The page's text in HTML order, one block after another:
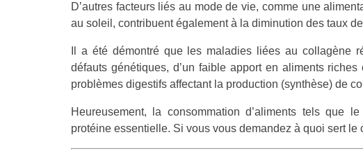
D’autres facteurs liés au mode de vie, comme une
au soleil, contribuent également à la diminution des taux
Il a été démontré que les maladies liées au collagène
défauts génétiques, d’un faible apport en aliments
problèmes digestifs affectant la production (synthèse) de
Heureusement, la consommation d’aliments tels que
protéine essentielle. Si vous vous demandez à quoi sert